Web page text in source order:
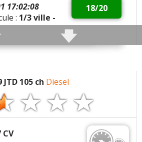
18/20
17:02:08
: 1/3 ville -
arrière refait entièrement.
:
JTD 105 ch Diesel
CV